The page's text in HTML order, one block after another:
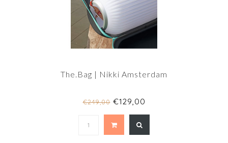
The.Bag | Nikki Amsterdam
€249,00€129,00